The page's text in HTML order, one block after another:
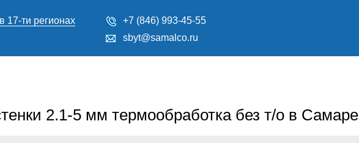
17-ти регионах
+7 (846) 993-45-55
sbyt@samalco.ru
2.1-5 мм термообработка без т/о в Самаре